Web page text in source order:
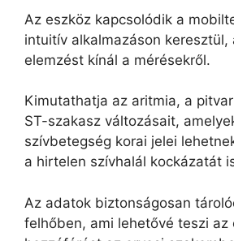
Az eszköz kapcsolódik a
intuitív alkalmazáson keresztül,
elemzést kínál a mérésekről.
Kimutathatja az aritmia, a
ST-szakasz változásait,
szívbetegség korai jelei
a hirtelen szívhalál kockázatát
Az adatok biztonságosan
felhőben, ami lehetővé teszi az